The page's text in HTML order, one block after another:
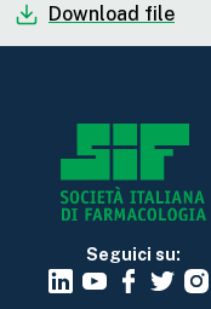
Download file
Seguici su: